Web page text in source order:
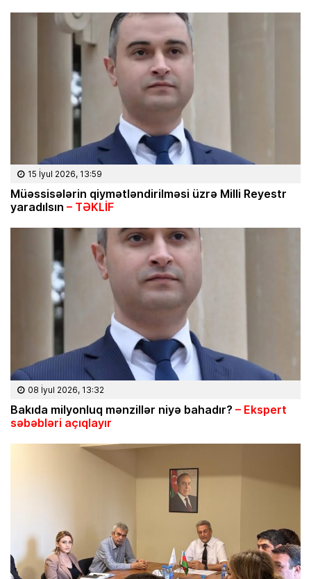
15 İyul 2026, 13:59
Müəssisələrin qiymətləndirilməsi üzrə Milli Reyestr
yaradılsın – TƏKLİF
08 İyul 2026, 13:32
Bakıda milyonluq mənzillər niyə bahadır? – Ekspert
səbəbləri açıqlayır